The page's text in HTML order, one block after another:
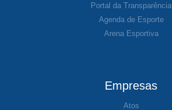
Portal da Transparência
Agenda de Esporte
Arena Esportiva
Empresas
Atos